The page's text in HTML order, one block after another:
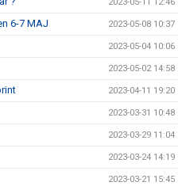
6-7 MAJ 2023-05-08 10:37
2023-05-04 10:06
2023-05-02 14:58
2023-04-11 19:20
2023-03-31 10:48
2023-03-29 11:04
2023-03-24 14:19
2023-03-21 15:45